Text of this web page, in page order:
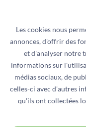
Les cookies nous
annonces, d'offrir des
et d'analyser notre
informations sur
médias sociaux, de
celles-ci avec d'autres
qu'ils ont collectées